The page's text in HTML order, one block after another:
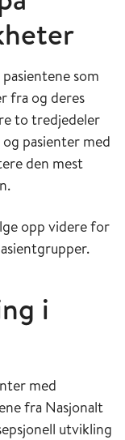
som
fra og deres
to tredjedeler
pasienter med
den mest
opp videre for
i
med
fra Nasjonalt
utvikling